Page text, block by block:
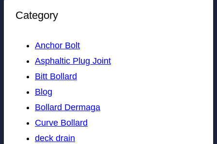
Category
Anchor Bolt
Asphaltic Plug Joint
Bitt Bollard
Blog
Bollard Dermaga
Curve Bollard
deck drain